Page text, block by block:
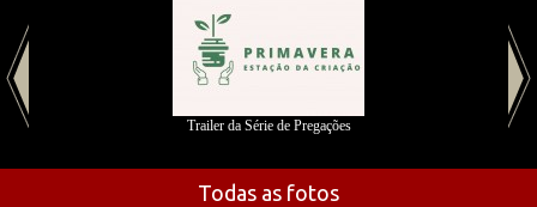
Trailer da Série de Pregações
Todas as fotos